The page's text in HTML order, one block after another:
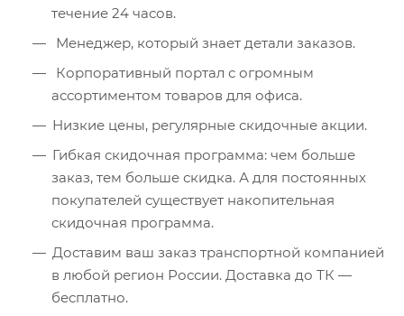
течение 24 часов.
Менеджер, который знает детали заказов.
Корпоративный портал с огромным
ассортиментом товаров для офиса.
Низкие цены, регулярные скидочные акции.
Гибкая скидочная программа: чем больше
заказ, тем больше скидка. А для постоянных
покупателей существует накопительная
скидочная программа.
Доставим ваш заказ транспортной компанией
в любой регион России. Доставка до ТК —
бесплатно.